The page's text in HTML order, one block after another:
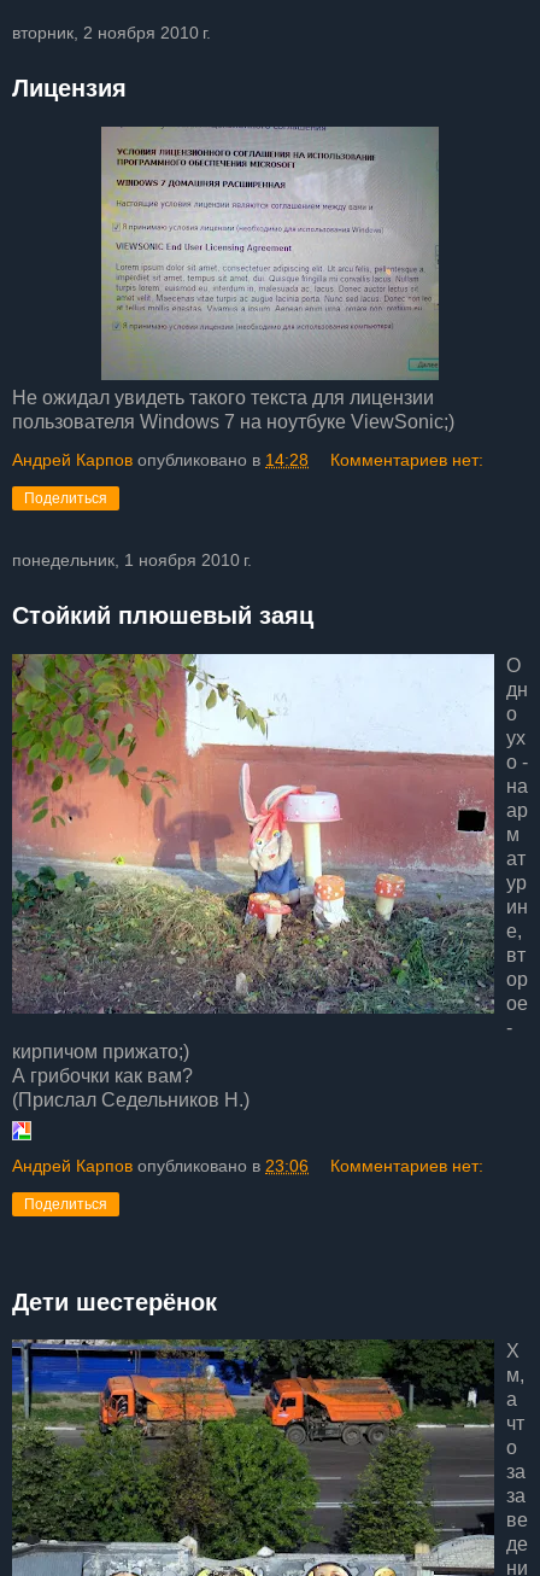
вторник, 2 ноября 2010 г.
Лицензия
Не ожидал увидеть такого текста для лицензии
пользователя Windows 7 на ноутбуке ViewSonic;)
Андрей Карпов опубликовано в 14:28 Комментариев нет:
Поделиться
понедельник, 1 ноября 2010 г.
Стойкий плюшевый заяц
О
дн
о
ух
о -
на
ар
м
ат
ур
ин
е,
вт
ор
ое
-
кирпичом прижато;)
А грибочки как вам?
(Прислал Седельников Н.)
Андрей Карпов опубликовано в 23:06 Комментариев нет:
Поделиться
Дети шестерёнок
Х
м,
а
чт
о
за
за
ве
де
ни